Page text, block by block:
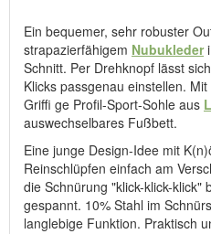
Ein bequemer, sehr robuster
strapazierfähigem Nubukleder
Schnitt. Per Drehknopf lässt
Klicks passgenau einstellen.
Griffi ge Profil-Sport-Sohle aus
auswechselbares Fußbett.
Eine junge Design-Idee mit
Reinschlüpfen einfach am
die Schnürung "klick-klick-klick"
gespannt. 10% Stahl im
langlebige Funktion. Praktisch